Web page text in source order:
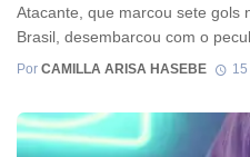
Atacante, que marcou sete gols
Brasil, desembarcou com o
Por CAMILLA ARISA HASEBE